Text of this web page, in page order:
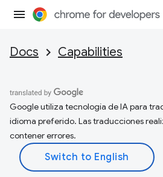
Docs Capabilities
Google utiliza tecnología de IA para
idioma preferido. Las traducciones
contener errores.